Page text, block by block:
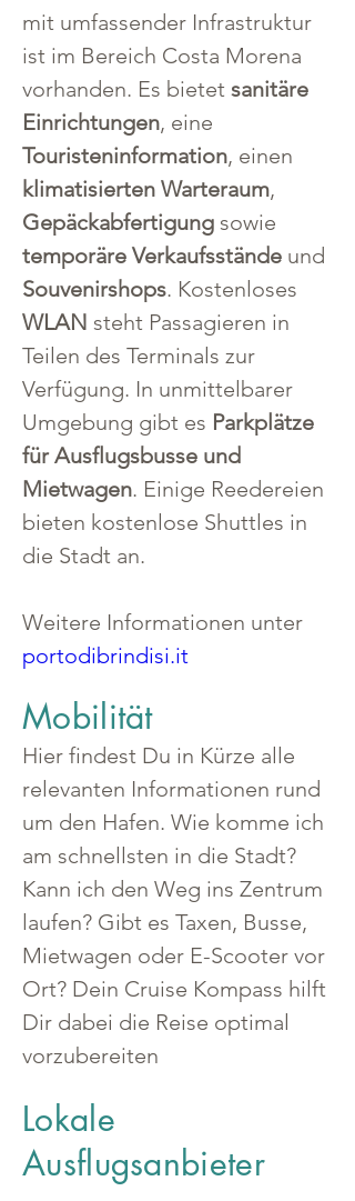
mit umfassender Infrastruktur
ist im Bereich Costa Morena
vorhanden. Es bietet sanitäre
Einrichtungen, eine
Touristeninformation, einen
klimatisierten Warteraum,
Gepäckabfertigung sowie
temporäre Verkaufsstände und
Souvenirshops. Kostenloses
WLAN steht Passagieren in
Teilen des Terminals zur
Verfügung. In unmittelbarer
Umgebung gibt es Parkplätze
für Ausflugsbusse und
Mietwagen. Einige Reedereien
bieten kostenlose Shuttles in
die Stadt an.
Weitere Informationen unter
portodibrindisi.it
Mobilität
Hier findest Du in Kürze alle
relevanten Informationen rund
um den Hafen. Wie komme ich
am schnellsten in die Stadt?
Kann ich den Weg ins Zentrum
laufen? Gibt es Taxen, Busse,
Mietwagen oder E-Scooter vor
Ort? Dein Cruise Kompass hilft
Dir dabei die Reise optimal
vorzubereiten
Lokale
Ausflugsanbieter